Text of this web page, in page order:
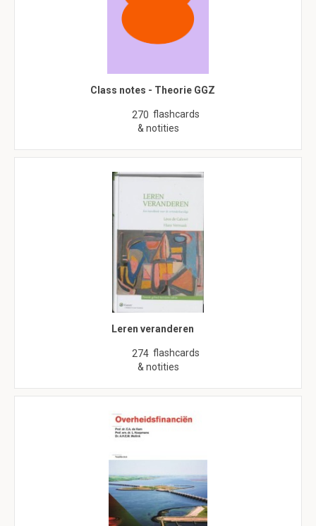
Class notes - Theorie GGZ
270 flashcards
& notities
Leren veranderen
274 flashcards
& notities